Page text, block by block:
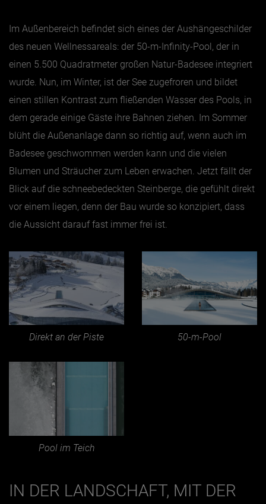
Im Außenbereich befindet sich eines der Aushängeschilder
des neuen Wellnessareals: der 50-m-Infinity-Pool, der in
einen 5.500 Quadratmeter großen Natur-Badesee integriert
wurde. Nun, im Winter, ist der See zugefroren und bildet
einen stillen Kontrast zum fließenden Wasser des Pools, in
dem gerade einige Gäste ihre Bahnen ziehen. Im Sommer
blüht die Außenanlage dann so richtig auf, wenn auch im
Badesee geschwommen werden kann und die vielen
Blumen und Sträucher zum Leben erwachen. Jetzt fällt der
Blick auf die schneebedeckten Steinberge, die gefühlt direkt
vor einem liegen, denn der Bau wurde so konzipiert, dass
die Aussicht darauf fast immer frei ist.
Direkt an der Piste 50-m-Pool
Pool im Teich
IN DER LANDSCHAFT, MIT DER